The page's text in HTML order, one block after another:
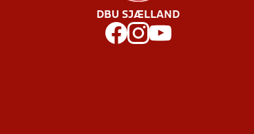
DBU SJÆLLAND